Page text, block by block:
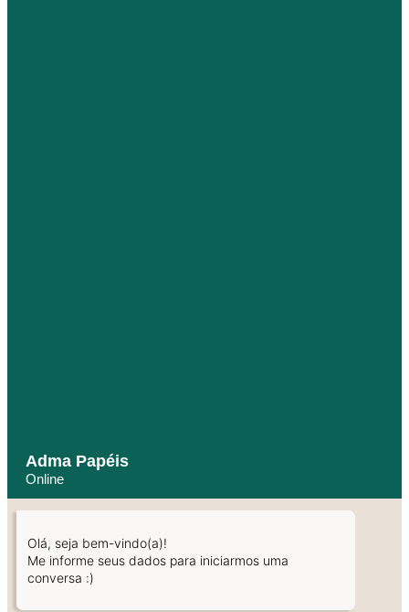
Adma Papéis
Online
Olá, seja bem-vindo(a)!
Me informe seus dados para iniciarmos uma
conversa :)